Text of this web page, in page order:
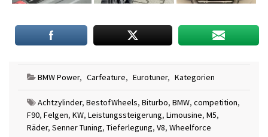
BMW Power, Carfeature, Eurotuner, Kategorien
Achtzylinder, BestofWheels, Biturbo, BMW, competition,
F90, Felgen, KW, Leistungssteigerung, Limousine, M5,
Räder, Senner Tuning, Tieferlegung, V8, Wheelforce